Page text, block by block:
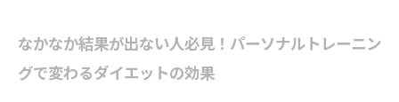
なかなか結果が出ない人必見！パーソナルトレーニン
グで変わるダイエットの効果